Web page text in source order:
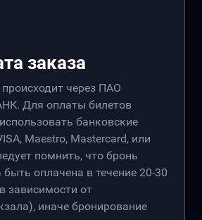
заказа
через ПАО
Для оплаты билетов
банковские
Maestro, Mastercard, или
помнить, что бронь
оплачена в течение 20-30
зависимости от
иначе бронирование